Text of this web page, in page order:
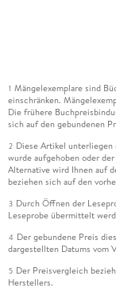
1 Mängelexemplare sind
einschränken.
Die frühere
sich auf den gebundenen
2 Diese Artikel
wurde aufgehoben oder
Alternative wird Ihnen auf
beziehen sich auf den
3 Durch Öffnen der
Leseprobe übermittelt
4 Der gebundene Preis
dargestellten Datums vom
5 Der Preisvergleich
Herstellers.